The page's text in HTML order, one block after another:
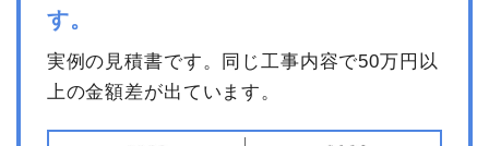
す。
実例の見積書です。同じ工事内容で50万円以
上の金額差が出ています。